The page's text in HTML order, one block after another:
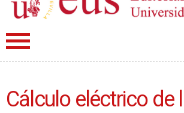
Cálculo eléctrico de